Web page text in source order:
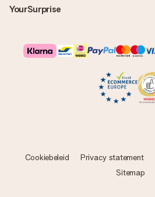
YourSurprise
Cookiebeleid Privacy statement
Sitemap